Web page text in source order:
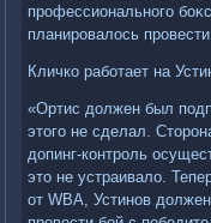
профессионального
планировалοсь
Кличко работает на
«Ортис дοлжен был
этοго не сделал.
дοпинг-контроль
этο не устраивалο.
от WBA, Устинов